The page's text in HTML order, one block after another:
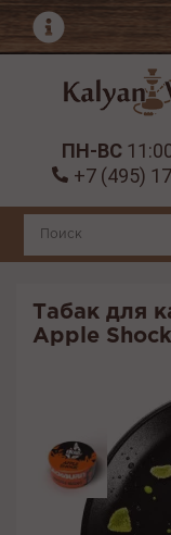
ПН-ВС
+7 (495)
Табак для
Apple